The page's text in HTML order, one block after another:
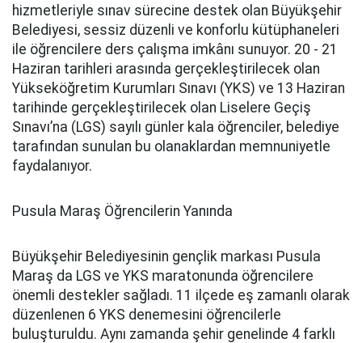
hizmetleriyle sınav sürecine destek olan Büyükşehir
Belediyesi, sessiz düzenli ve konforlu kütüphaneleri
ile öğrencilere ders çalışma imkânı sunuyor. 20 - 21
Haziran tarihleri arasında gerçekleştirilecek olan
Yükseköğretim Kurumları Sınavı (YKS) ve 13 Haziran
tarihinde gerçekleştirilecek olan Liselere Geçiş
Sınavı’na (LGS) sayılı günler kala öğrenciler, belediye
tarafından sunulan bu olanaklardan memnuniyetle
faydalanıyor.
Pusula Maraş Öğrencilerin Yanında
Büyükşehir Belediyesinin gençlik markası Pusula
Maraş da LGS ve YKS maratonunda öğrencilere
önemli destekler sağladı. 11 ilçede eş zamanlı olarak
düzenlenen 6 YKS denemesini öğrencilerle
buluşturuldu. Aynı zamanda şehir genelinde 4 farklı